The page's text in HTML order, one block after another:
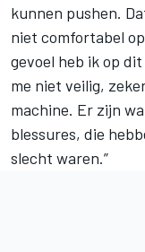
kunnen pushen.
niet comfortabel
gevoel heb ik op
me niet veilig,
machine. Er zijn
blessures, die
slecht waren.”